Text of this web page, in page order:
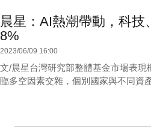
晨星：AI熱潮帶動，科技
8%
2023/06/09 16:00
文/晨星台灣研究部整體基金市場表現
臨多空因素交雜，個別國家與不同資